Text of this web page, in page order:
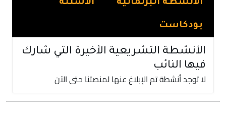
الأنشطة البرلمانية الأسئلة
بودكاست
الأنشطة التشريعية الأخيرة التي شارك
فيها النائب
لا توجد أنشطة تم الإبلاغ عنها لمنصتنا حتى الآن